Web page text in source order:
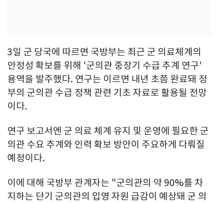
3일 군 당국에 따르면 국방부는 최근 군 의료체계의
안정성 확보를 위해 '군의관 중장기 수급 추계 연구'
용역을 발주했다. 연구는 이르면 내년 초쯤 완료돼 정
부의 군의관 수급 정책 관련 기초 자료로 활용될 전망
이다.
연구 보고서엔 군 의료 체계 유지 및 운영에 필요한 군
의관 수요 추계와 인력 확보 방안이 주요하게 다뤄질
예정이다.
이에 대해 국방부 관계자는 "군의관의 약 90%를 차
지하는 단기 군의관의 입영 자원 급감이 예상돼 군 의